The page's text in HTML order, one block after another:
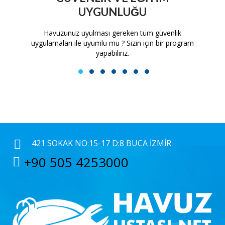
UYGUNLUĞU
Havuzunuz uyulması gereken tüm güvenlik
uygulamaları ile uyumlu mu ? Sizin için bir program
yapabiliriz.
1 2 3 4 5 6 7
421 SOKAK NO:15-17 D:8 BUCA İZMIR
+90 505 4253000